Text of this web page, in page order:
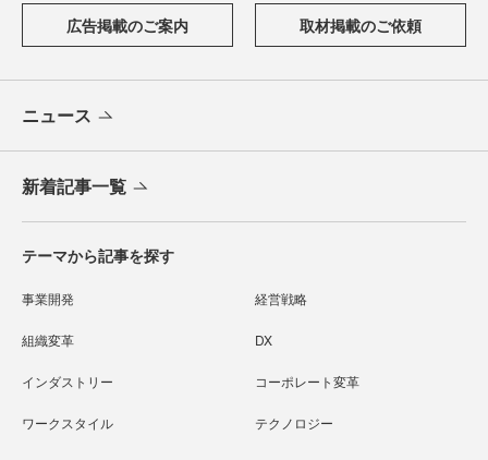
広告掲載のご案内 取材掲載のご依頼
ニュース
新着記事一覧
テーマから記事を探す
事業開発 経営戦略
組織変革 DX
インダストリー コーポレート変革
ワークスタイル テクノロジー